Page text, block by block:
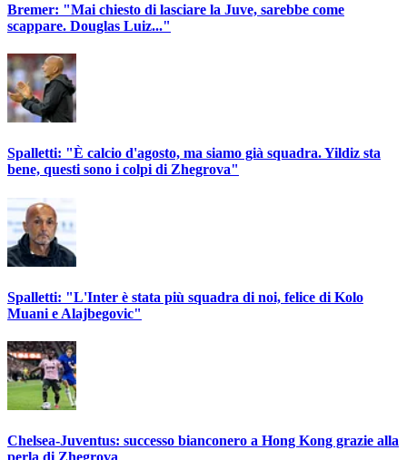
Bremer: "Mai chiesto di lasciare la Juve, sarebbe come
scappare. Douglas Luiz..."
Spalletti: "È calcio d'agosto, ma siamo già squadra. Yildiz sta
bene, questi sono i colpi di Zhegrova"
Spalletti: "L'Inter è stata più squadra di noi, felice di Kolo
Muani e Alajbegovic"
Chelsea-Juventus: successo bianconero a Hong Kong grazie alla